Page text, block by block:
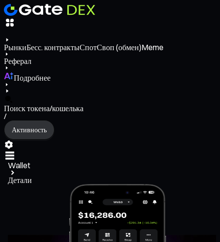
РынкиБесс. контрактыСпотСвоп (обмен)Meme
Реферал
Подробнее
Поиск токена/кошелька
/
Активность
Wallet
Детали